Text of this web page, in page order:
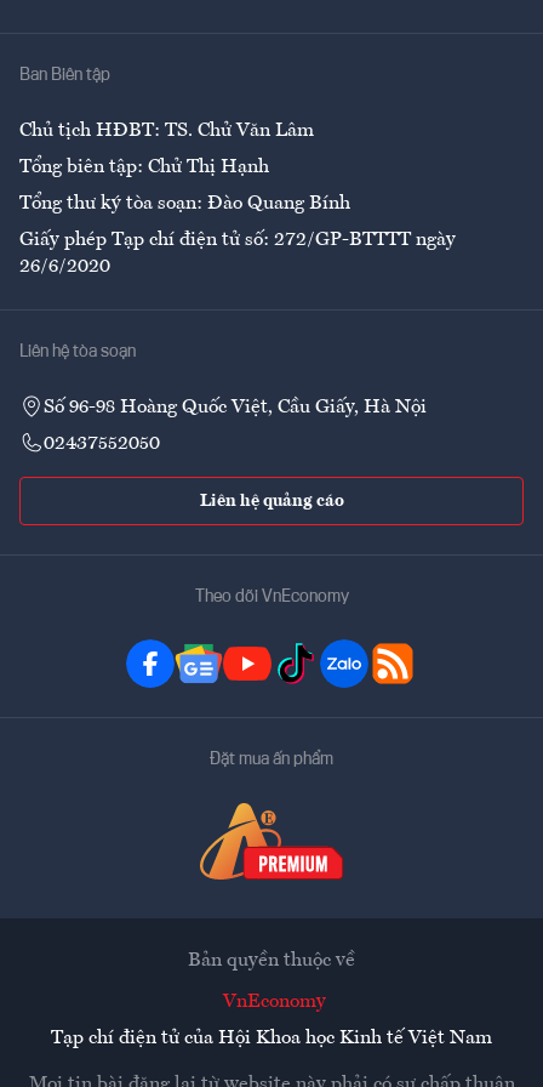
Ban Biên tập
Chủ tịch HĐBT: TS. Chử Văn Lâm
Tổng biên tập: Chử Thị Hạnh
Tổng thư ký tòa soạn: Đào Quang Bính
Giấy phép Tạp chí điện tử số: 272/GP-BTTTT ngày
26/6/2020
Liên hệ tòa soạn
Số 96-98 Hoàng Quốc Việt, Cầu Giấy, Hà Nội
02437552050
Liên hệ quảng cáo
Theo dõi VnEconomy
Đặt mua ấn phẩm
Bản quyền thuộc về
VnEconomy
Tạp chí điện tử của Hội Khoa học Kinh tế Việt Nam